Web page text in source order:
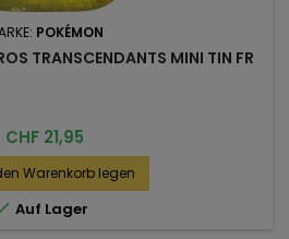
POKÉMON
TRANSCENDANTS MINI TIN FR
Preis
CHF 21,95
Warenkorb legen
Auf Lager